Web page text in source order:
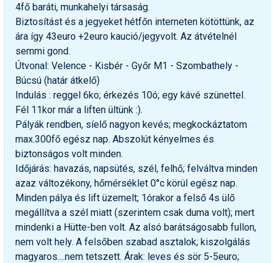
4fő baráti, munkahelyi társaság.
Biztosítást és a jegyeket hétfőn interneten kötöttünk, az
ára így 43euro +2euro kaució/jegyvolt. Az átvételnél
semmi gond.
Útvonal: Velence - Kisbér - Győr M1 - Szombathely -
Búcsú (határ átkelő)
Indulás : reggel 6ko; érkezés 10ó; egy kávé szünettel.
Fél 11kor már a liften ültünk :).
Pályák rendben, síelő nagyon kevés; megkockáztatom
max.300fő egész nap. Abszolút kényelmes és
biztonságos volt minden.
Időjárás: havazás, napsütés, szél, felhő; felváltva minden
azaz változékony, hőmérséklet 0°c körül egész nap.
Minden pálya és lift üzemelt; 1órakor a felső 4s ülő
megállítva a szél miatt (szerintem csak duma volt); mert
mindenki a Hütte-ben volt. Az alsó barátságosabb fullon,
nem volt hely. A felsőben szabad asztalok; kiszolgálás
magyaros....nem tetszett. Árak: leves és sör 5-5euro;